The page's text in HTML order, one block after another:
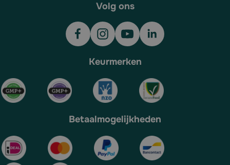
Volg ons
Keurmerken
Betaalmogelijkheden